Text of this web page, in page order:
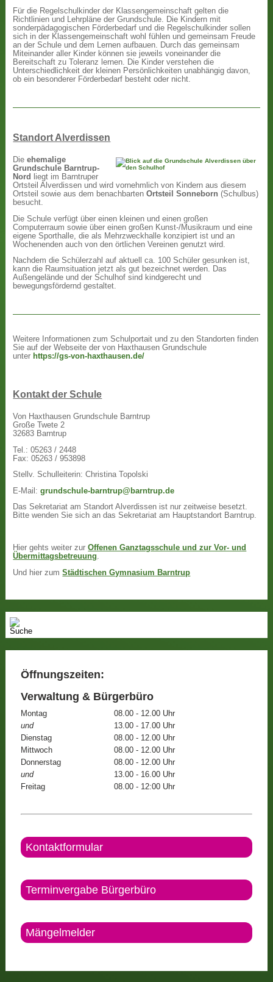
Für die Regelschulkinder der Klassengemeinschaft gelten die
Richtlinien und Lehrpläne der Grundschule. Die Kindern mit
sonderpädagogischen Förderbedarf und die Regelschulkinder sollen
sich in der Klassengemeinschaft wohl fühlen und gemeinsam Freude
an der Schule und dem Lernen aufbauen. Durch das gemeinsam
Miteinander aller Kinder können sie jeweils voneinander die
Bereitschaft zu Toleranz lernen. Die Kinder verstehen die
Unterschiedlichkeit der kleinen Persönlichkeiten unabhängig davon,
ob ein besonderer Förderbedarf besteht oder nicht.
Standort Alverdissen
Dieehemalige
Grundschule Barntrup-
Nord
liegt im Barntruper
Ortsteil Alverdissen und wird vornehmlich von Kindern aus diesem
Ortsteil sowie aus dem benachbartenOrtsteil Sonneborn (Schulbus)
besucht.
Die Schule verfügt über einen kleinen und einen großen
Computerraum sowie über einen großen Kunst-/Musikraum und eine
eigene Sporthalle, die als Mehrzweckhalle konzipiert ist und an
Wochenenden auch von den örtlichen Vereinen genutzt wird.
Nachdem die Schülerzahl auf aktuell ca. 100 Schüler gesunken ist,
kann die Raumsituation jetzt als gut bezeichnet werden. Das
Außengelände und der Schulhof sind kindgerecht und
bewegungsfördernd gestaltet.
Weitere Informationen zum Schulportait und zu den Standorten finden
Sie auf der Webseite der von Haxthausen Grundschule
unter https://gs-von-haxthausen.de/
Kontakt der Schule
Von Haxthausen Grundschule Barntrup
Große Twete 2
32683 Barntrup
Tel.: 05263 / 2448
Fax: 05263 / 953898
Stellv. Schulleiterin: Christina Topolski
E-Mail:grundschule-barntrup@barntrup.de
Das Sekretariat am Standort Alverdissen ist nur zeitweise besetzt.
Bitte wenden Sie sich an das Sekretariat am Hauptstandort Barntrup.
Hier gehts weiter zurOffenen Ganztagsschule und zur Vor- und
Übermittagsbetreuung.
Und hier zumStädtischen Gymnasium Barntrup
Öffnungszeiten:
Verwaltung & Bürgerbüro
Montag
08.00 - 12.00 Uhr
und
13.00 - 17.00 Uhr
Dienstag
08.00 - 12.00 Uhr
Mittwoch
08.00 - 12.00 Uhr
Donnerstag
08.00 - 12.00 Uhr
und
13.00 - 16.00 Uhr
Freitag
08.00 - 12:00 Uhr
Kontaktformular
Terminvergabe Bürgerbüro
Mängelmelder